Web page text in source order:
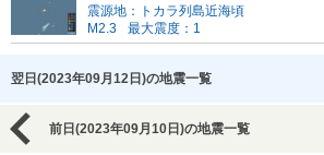
震源地：トカラ列島近海頃
M2.3
最大震度：1
翌日(2023年09月12日)の地震一覧
前日(2023年09月10日)の地震一覧